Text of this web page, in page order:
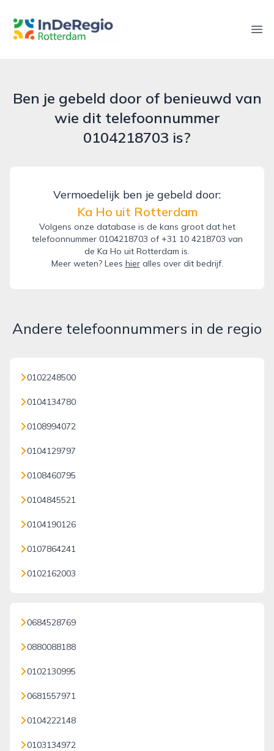
inderegiorotterdam.nl
Ben je gebeld door of benieuwd van
wie dit telefoonnummer
0104218703 is?
Vermoedelijk ben je gebeld door:
Ka Ho uit Rotterdam
Volgens onze database is de kans groot dat het
telefoonnummer 0104218703 of +31 10 4218703 van
de Ka Ho uit Rotterdam is.
Meer weten? Lees hieralles over dit bedrijf.
Andere telefoonnummers in de regio
0102248500
0104134780
0108994072
0104129797
0108460795
0104845521
0104190126
0107864241
0102162003
0684528769
0880088188
0102130995
0681557971
0104222148
0103134972